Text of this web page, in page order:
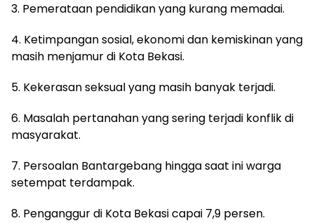
3. Pemerataan pendidikan yang kurang memadai.
4. Ketimpangan sosial, ekonomi dan kemiskinan yang
masih menjamur di Kota Bekasi.
5. Kekerasan seksual yang masih banyak terjadi.
6. Masalah pertanahan yang sering terjadi konflik di
masyarakat.
7. Persoalan Bantargebang hingga saat ini warga
setempat terdampak.
8. Penganggur di Kota Bekasi capai 7,9 persen.